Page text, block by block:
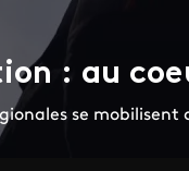
: au
se mobilisent